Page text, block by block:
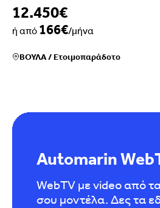
12.450€
ή από 166€/μήνα
ΒΟΥΛΑ/Ετοιμοπαράδοτο
Automarin
WebTV με video από
σου μοντέλα. Δες τα